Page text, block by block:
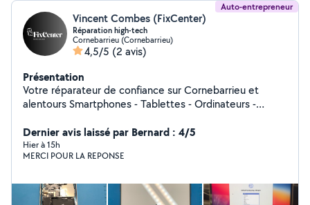
Auto-entrepreneur
Vincent Combes (FixCenter)
Réparation high-tech
Cornebarrieu (Cornebarrieu)
4,5/5 (2 avis)
Présentation
Votre réparateur de confiance sur Cornebarrieu et
alentours Smartphones - Tablettes - Ordinateurs -
Pibrac, 31700 Cornebarrieu
Dernier avis laissé par Bernard : 4/5
Hier à 15h
MERCI POUR LA REPONSE